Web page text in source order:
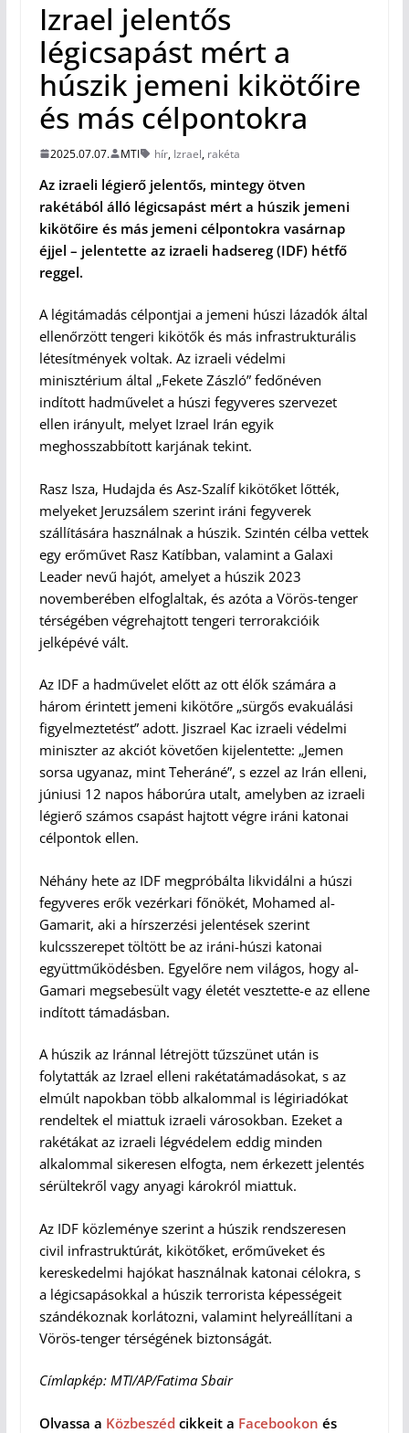
Izrael jelentős
légicsapást mért a
húszik jemeni kikötőire
és más célpontokra
2025.07.07. MTI hír, Izrael, rakéta
Az izraeli légierő jelentős, mintegy ötven
rakétából álló légicsapást mért a húszik jemeni
kikötőire és más jemeni célpontokra vasárnap
éjjel – jelentette az izraeli hadsereg (IDF) hétfő
reggel.
A légitámadás célpontjai a jemeni húszi lázadók által
ellenőrzött tengeri kikötők és más infrastrukturális
létesítmények voltak. Az izraeli védelmi
minisztérium által „Fekete Zászló” fedőnéven
indított hadművelet a húszi fegyveres szervezet
ellen irányult, melyet Izrael Irán egyik
meghosszabbított karjának tekint.
Rasz Isza, Hudajda és Asz-Szalíf kikötőket lőtték,
melyeket Jeruzsálem szerint iráni fegyverek
szállítására használnak a húszik. Szintén célba vettek
egy erőművet Rasz Katíbban, valamint a Galaxi
Leader nevű hajót, amelyet a húszik 2023
novemberében elfoglaltak, és azóta a Vörös-tenger
térségében végrehajtott tengeri terrorakcióik
jelképévé vált.
Az IDF a hadművelet előtt az ott élők számára a
három érintett jemeni kikötőre „sürgős evakuálási
figyelmeztetést” adott. Jiszrael Kac izraeli védelmi
miniszter az akciót követően kijelentette: „Jemen
sorsa ugyanaz, mint Teheráné”, s ezzel az Irán elleni,
júniusi 12 napos háborúra utalt, amelyben az izraeli
légierő számos csapást hajtott végre iráni katonai
célpontok ellen.
Néhány hete az IDF megpróbálta likvidálni a húszi
fegyveres erők vezérkari főnökét, Mohamed al-
Gamarit, aki a hírszerzési jelentések szerint
kulcsszerepet töltött be az iráni-húszi katonai
együttműködésben. Egyelőre nem világos, hogy al-
Gamari megsebesült vagy életét vesztette-e az ellene
indított támadásban.
A húszik az Iránnal létrejött tűzszünet után is
folytatták az Izrael elleni rakétatámadásokat, s az
elmúlt napokban több alkalommal is légiriadókat
rendeltek el miattuk izraeli városokban. Ezeket a
rakétákat az izraeli légvédelem eddig minden
alkalommal sikeresen elfogta, nem érkezett jelentés
sérültekről vagy anyagi károkról miattuk.
Az IDF közleménye szerint a húszik rendszeresen
civil infrastruktúrát, kikötőket, erőműveket és
kereskedelmi hajókat használnak katonai célokra, s
a légicsapásokkal a húszik terrorista képességeit
szándékoznak korlátozni, valamint helyreállítani a
Vörös-tenger térségének biztonságát.
Címlapkép: MTI/AP/Fatima Sbair
Olvassa a Közbeszéd cikkeit a Facebookon és